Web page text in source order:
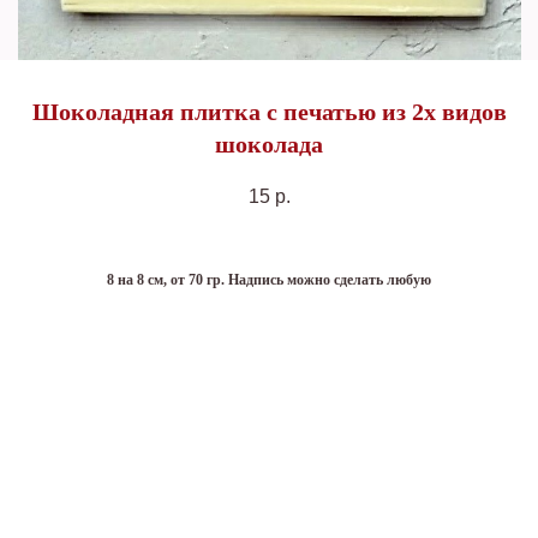
Шоколадная плитка с печатью из 2х видов
шоколада
15 р.
8 на 8 см, от 70 гр. Надпись можно сделать любую